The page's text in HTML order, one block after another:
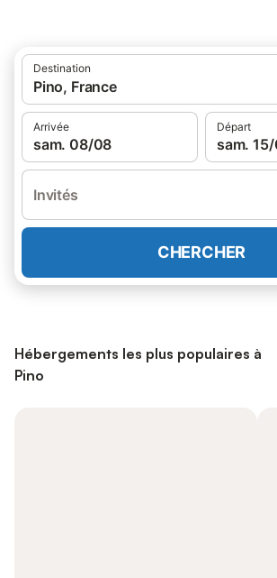
Destination
Pino, France
Arrivée
sam. 08/08
Départ
sam.
Invités
CHERCHER
Hébergements les plus populaires à
Pino